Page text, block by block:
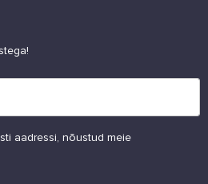
aadressi, nõustud meie